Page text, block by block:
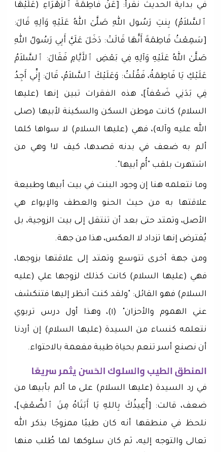
في بداية الحديث نقرأ: [عَنْ فَاطِمَةَ ٱلزَّهْرَاءِ (عَلَيْهَا
ٱلسَّلاَمُ) بِنتِ رَسُول اللهِ صَلَّىٰ اللهُ عَلَيْهِ وَآلِهِ قَالَ:
[سَمِعْتُ فَاطِمَةَ أَنَّهَا قَالَتْ: دَخَلَ عَلَيَّ أَبِي رَسُولُ اللهِ
صَلَّىٰ اللهُ عَلَيْهِ وَآلِهِ فِي بَعْضِ ٱلأَيَّامِ فَقَالَ: ٱلسَّلاَمُ
عَلَيْكِ يَا فَاطِمَةُ، فَقُلْتُ: وَعَلَيْكَ ٱلسَّلاَمُ، قَالَ: إِنِّي أَجِدُ
فِي بَدَنِي ضَعْفاً]، هذه الفقرات تبين إنها (عليها
السلام) كانت موطن السكن والسكينة لأبيها (صلى
الله عليه وآله)، فهي (عليها السلام) لا سواها كلما
ألم به ضعف في بدنه قصدها، كيف لا! وهي من
اشتهرت بلقب "أُم أبيها".
وما نتعلمه هنا إن وجود البنت في بيت أبيها وطبيعة
علاقتها به من حيث الحنو والعطف والإيواء هي
الأصل، وتمتد حتى بعد أن تنتقل إلى بيت الزوجية، بل
يُفترض إنها تزداد لا العكس، هذا من جهة.
ومن جهة أخرى تتوسع وتمتد إلى علاقتها بزوجها،
فهي (عليها السلام) كانت كذلك لزوجها علي (عليه
السلام) فهو القائل: "ولقد كنت أنظر إليها فتنكشف
عني الهموم والأحزان‏" (١)، وهذا أول درس تربوي
نتعلمه كنساء من السيدة (عليها السلام) إن أردنا
أن نصنع أسر تنعم بحياة طيبة مفعمة بالاحتواء.
المنطق الطيب والسلوك الحَسن يثمر سريعًا
في رد السيدة (عليها السلام) على ما ألم بأبيها من
ضعف، قالت: [أُعِيذُكَ بِاللهِ يَا أَبَتَاهُ مِنَ ٱلضَّعْفِ]،
نلحظ في منطقها أنه كان طيبًا ممزوجًا بذكر الله
تعالى والتوجه إليه، ثم كان سلوكها لما طُلب منها